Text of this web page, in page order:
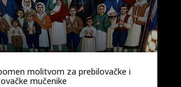
molitvom za prebilovačke i
mučenike